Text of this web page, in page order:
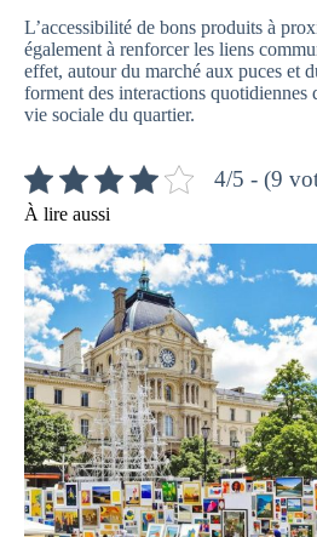
L’accessibilité de bons produits à
également à renforcer les liens
effet, autour du marché aux puces et
forment des interactions quotidiennes
vie sociale du quartier.
4/5 - (9
À lire aussi